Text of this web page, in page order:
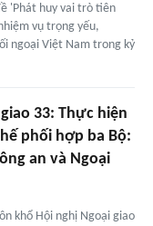
'Phát huy vai trò tiên
vụ trọng yếu,
ngoại Việt Nam trong kỷ
33: Thực hiện
phối hợp ba Bộ:
an và Ngoại
khổ Hội nghị Ngoại giao